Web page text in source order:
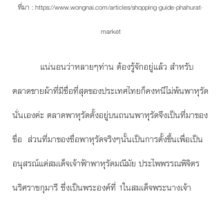
ที่มา : https://www.wongnai.com/articles/shopping-guide-phahurat-
market
ตลาดขายผ้าที่มีชื่อที่สุดของประเทศไทยก็คงหนีไม่พ้นพาหุรัด
นั่นเองค่ะ ตลาดพาหุรัดตั้งอยู่บนถนนพาหุรัดจึงเป็นที่มาของ
ชื่อ  ส่วนที่มาของชื่อพาหุรัดจริงๆนั้นเป็นการตั้งขึ้นเพื่อเป็น
อนุสรณ์แด่สมเด็จเจ้าฟ้าพาหุรัดมณีมัย ประไพพรรณพิจิตร
นริศราชกุมารี ซึ่งเป็นพระองค์ที่ 1ในสมเด็จพระนางเจ้า